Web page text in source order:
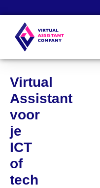
Virtual
Assistant
voor
je
ICT
of
tech